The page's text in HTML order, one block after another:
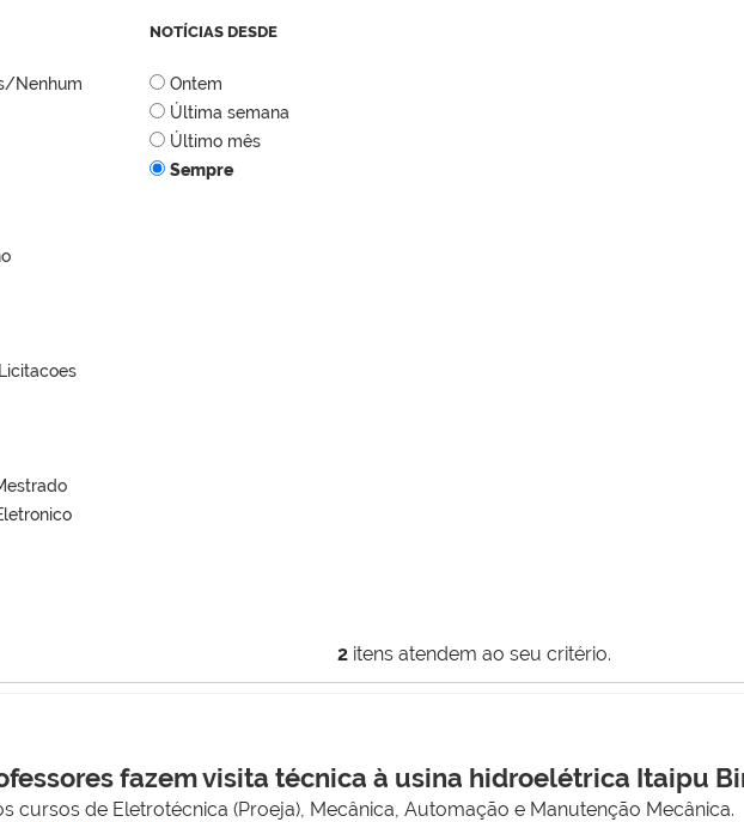
2itens atendem ao seu critério.
Nenhum
NOTÍCIAS DESDE
Ontem
Última semana
Último mês
Sempre
fazem visita técnica à usina hidroelétrica Itaipu
cursos de Eletrotécnica (Proeja), Mecânica, Automação e Manutenção Mecânica.